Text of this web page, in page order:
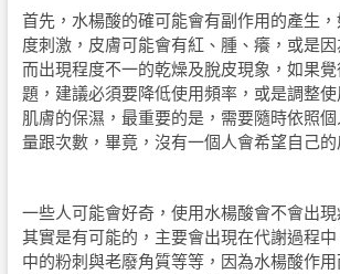
首先，水楊酸的確可能會有副作用的產生
度刺激，皮膚可能會有紅、腫、癢，或是因
而出現程度不一的乾燥及脫皮現象，如果
題，建議必須要降低使用頻率，或是調整
肌膚的保濕，最重要的是，需要隨時依照
量跟次數，畢竟，沒有一個人會希望自己的
一些人可能會好奇，使用水楊酸會不會出現
其實是有可能的，主要會出現在代謝過程
中的粉刺與老廢角質等等，因為水楊酸作用